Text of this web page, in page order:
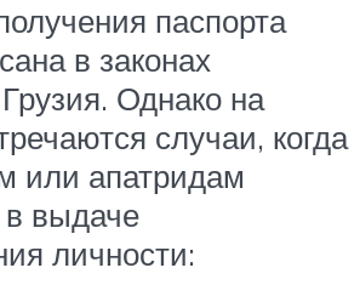
паспорта
в законах
Однако на
случаи, когда
или апатридам
выдаче
личности: